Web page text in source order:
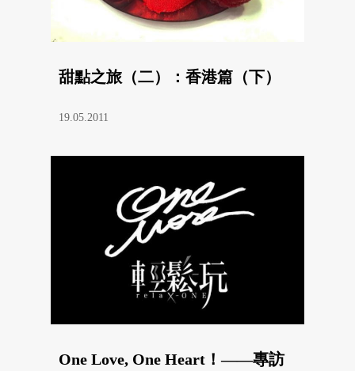
甜點之旅（二）：香港篇（下）
19.05.2011
One Love, One Heart！——專訪